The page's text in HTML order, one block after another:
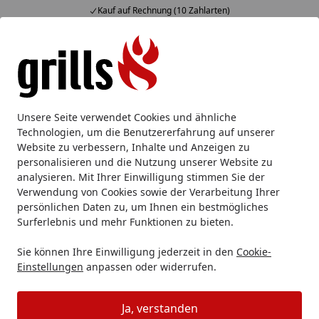
Unsere Seite verwendet Cookies und ähnliche
Technologien, um die Benutzererfahrung auf unserer
Website zu verbessern, Inhalte und Anzeigen zu
personalisieren und die Nutzung unserer Website zu
analysieren. Mit Ihrer Einwilligung stimmen Sie der
Verwendung von Cookies sowie der Verarbeitung Ihrer
persönlichen Daten zu, um Ihnen ein bestmögliches
Surferlebnis und mehr Funktionen zu bieten.
Sie können Ihre Einwilligung jederzeit in den Cookie-
Einstellungen anpassen oder widerrufen.
Ja, verstanden
Fachberatung &
Alle Produkte
Mein Konto
Suchen
Startseite
Marken GOZNEY Zubehör
GOZNEY Zubehör
Ihre Artikelübersicht
Kategorien
Filter / Sortierung
53 Artikel gefunden